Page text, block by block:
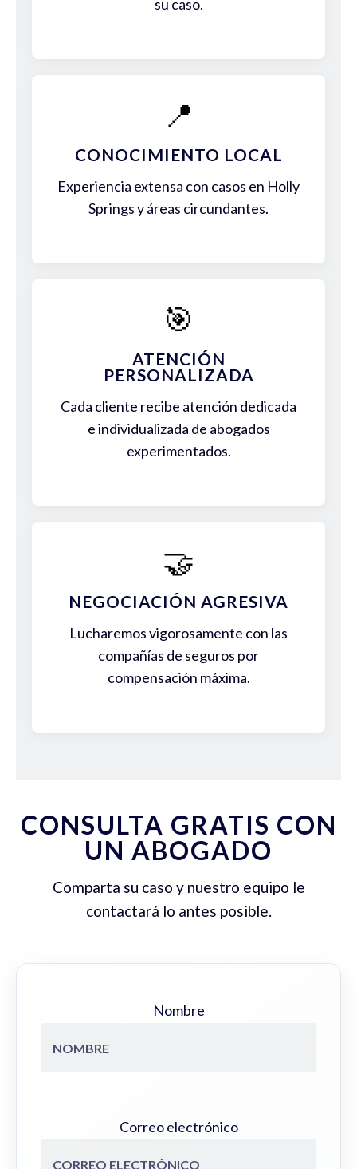
su caso.
📍
CONOCIMIENTO LOCAL
Experiencia extensa con casos en Holly
Springs y áreas circundantes.
🎯
ATENCIÓN
PERSONALIZADA
Cada cliente recibe atención dedicada
e individualizada de abogados
experimentados.
🤝
NEGOCIACIÓN AGRESIVA
Lucharemos vigorosamente con las
compañías de seguros por
compensación máxima.
CONSULTA GRATIS CON
UN ABOGADO
Comparta su caso y nuestro equipo le
contactará lo antes posible.
Nombre
Correo electrónico